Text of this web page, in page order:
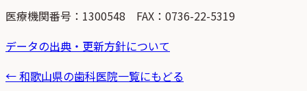
医療機関番号： 1300548 FAX：0736-22-5319
データの出典・更新方針について
←和歌山県の歯科医院一覧にもどる